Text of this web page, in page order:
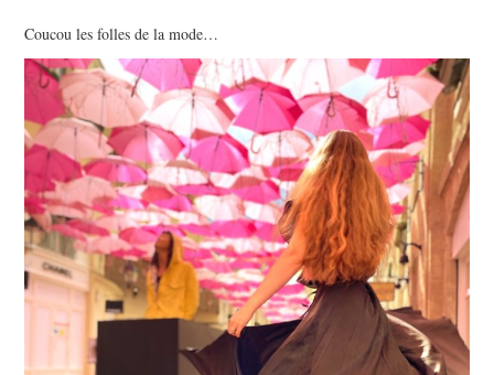
PARTAGER MES
TROUVAILLES ET MES
ENVIES DANS LA MODE, LE
LUXE ET LA BEAUTÉ EN Y
AJOUTANT MON PETIT
GRAIN DE FOLIE ET MES
PETITS TUYAUX…
Coucou les folles de la mode…